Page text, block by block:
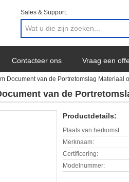
Sales & Support:
Contacteer ons Vraag een
Document van de Portretomslag Materiaal
van de
Productdetails:
Plaats van herkomst:
Merknaam:
Certificering:
Modelnummer: